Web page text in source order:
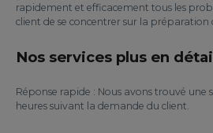
rapidement et efficacement tous les
client de se concentrer sur la préparation
Nos services plus en
Réponse rapide : Nous avons trouvé une
heures suivant la demande du client.